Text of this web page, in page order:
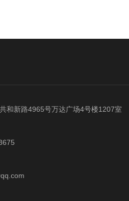
共和新路4965号万达广场4号楼1207室